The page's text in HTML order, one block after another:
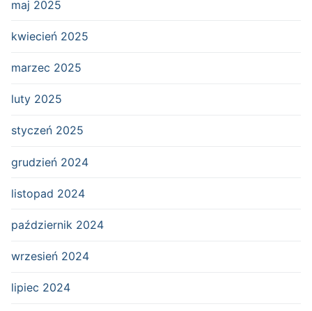
maj 2025
kwiecień 2025
marzec 2025
luty 2025
styczeń 2025
grudzień 2024
listopad 2024
październik 2024
wrzesień 2024
lipiec 2024